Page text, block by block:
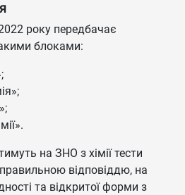
року передбачає
блоками:
на ЗНО з хімії тести
відповіддю, на
та відкритої форми з